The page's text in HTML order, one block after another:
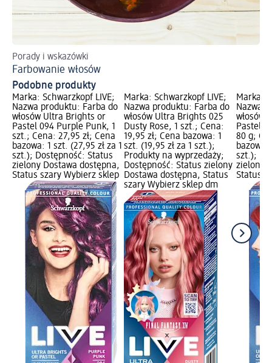
Porady i wskazówki
Farbowanie włosów
Podobne produkty
Marka: Schwarzkopf LIVE;
Nazwa produktu: Farba do
włosów Ultra Brights or
Pastel 094 Purple Punk, 1
szt.; Cena: 27,95 zł; Cena
bazowa: 1 szt. (27,95 zł za 1
szt.); Dostępność: Status
zielony Dostawa dostępna,
Status szary Wybierz sklep
Marka: Schwarzkopf LIVE;
Nazwa produktu: Farba do
włosów Ultra Brights 025
Dusty Rose, 1 szt.; Cena:
19,95 zł; Cena bazowa: 1
szt. (19,95 zł za 1 szt.);
Produkty na wyprzedaży;
Dostępność: Status zielony
Dostawa dostępna, Status
szary Wybierz sklep dm
Marka:
Nazwa
włosów
Pastel
80 g;
bazowa:
szt.);
zielony
Status